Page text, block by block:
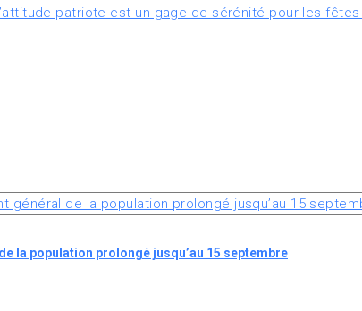
patriote est un gage de sérénité pour les fêtes
la population prolongé jusqu’au 15 septembre